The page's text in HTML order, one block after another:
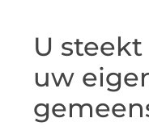
U
uw